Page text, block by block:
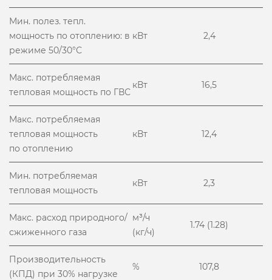
Мин. полез. тепл.
мощность по отоплению: в
режиме 50/30°С
кВт 2,4
Макс. потребляемая
тепловая мощность по ГВС
кВт 16,5
Макс. потребляемая
тепловая мощность
по отоплению
кВт 12,4
Мин. потребляемая
тепловая мощность
кВт 2,3
Макс. расход природного/
сжиженного газа
м³/ч
(кг/ч)
1.74 (1.28)
Производительность
(КПД) при 30% нагрузке
% 107,8